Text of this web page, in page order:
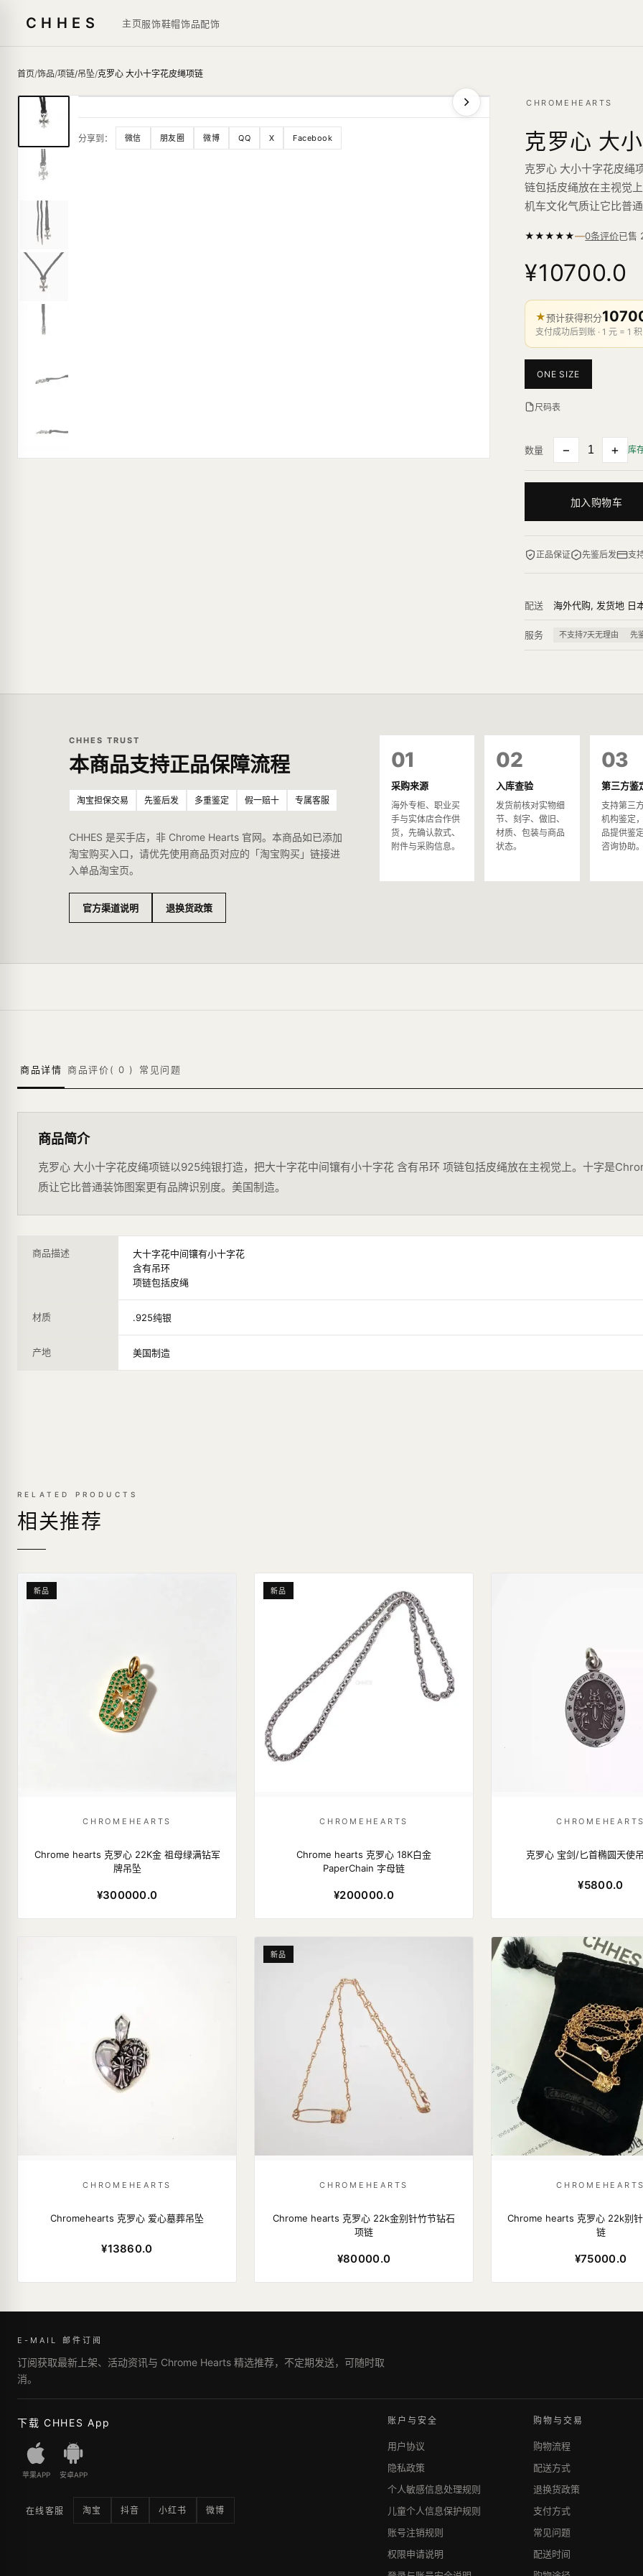
CHHES 主页服饰鞋帽饰品配饰
首页/饰品/项链/吊坠/克罗心 大小十字花皮绳项链
分享到： 微信 朋友圈 微博 QQ X Facebook
CHROMEHEARTS
克罗心 大
克罗心 大小十字花皮绳
链包括皮绳放在主视觉
机车文化气质让它比普
★★★★★—0条评价已售
¥10700.0
★预计获得积分
支付成功后到账 · 1 元 = 1
ONE SIZE
尺码表
数量 − + 库
加入购物车
正品保证 先鉴后发 支
配送 海外代购, 发货地 日
服务 不支持7天无理由 先
CHHES TRUST
本商品支持正品保障流程
淘宝担保交易 先鉴后发 多重鉴定 假一赔十 专属客服
CHHES 是买手店，非 Chrome Hearts 官网。本商品如已添加
淘宝购买入口，请优先使用商品页对应的「淘宝购买」链接进
入单品淘宝页。
官方渠道说明 退换货政策
01
采购来源
海外专柜、职业买
手与实体店合作供
货，先确认款式、
附件与采购信息。
02
入库查验
发货前核对实物细
节、刻字、做旧、
材质、包装与商品
状态。
03
第三方鉴
支持第三
机构鉴定
品提供鉴
咨询协助
商品详情 商品评价( 0 ) 常见问题
商品简介
克罗心 大小十字花皮绳项链以925纯银打造，把大十字花中间镶有小十字花 含有吊环 项链包括皮绳放在主视觉上。十字是
质让它比普通装饰图案更有品牌识别度。美国制造。
商品描述
大十字花中间镶有小十字花
含有吊环
项链包括皮绳
材质 .925纯银
产地 美国制造
RELATED PRODUCTS
相关推荐
新品
CHROMEHEARTS
Chrome hearts 克罗心 22K金 祖母绿满钻军
牌吊坠
¥300000.0
新品
CHROMEHEARTS
Chrome hearts 克罗心 18K白金
PaperChain 字母链
¥200000.0
克罗心 宝剑/匕首椭圆天使
¥5800.0
CHROMEHEARTS
Chromehearts 克罗心 爱心墓葬吊坠
¥13860.0
新品
CHROMEHEARTS
Chrome hearts 克罗心 22k金别针竹节钻石
项链
¥80000.0
Chrome hearts 克罗心 22k别针
链
¥75000.0
E-MAIL 邮件订阅
订阅获取最新上架、活动资讯与 Chrome Hearts 精选推荐，不定期发送，可随时取
消。
下载 CHHES App
苹果APP 安卓APP
在线客服 淘宝 抖音 小红书 微博
账户与安全
用户协议
隐私政策
个人敏感信息处理规则
儿童个人信息保护规则
账号注销规则
权限申请说明
购物与交易
购物流程
配送方式
退换货政策
支付方式
常见问题
配送时间